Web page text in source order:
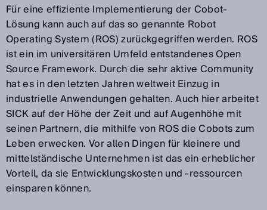
Für eine effiziente Implementierung der Cobot-
Lösung kann auch auf das so genannte Robot
Operating System (ROS) zurückgegriffen werden. ROS
ist ein im universitären Umfeld entstandenes Open
Source Framework. Durch die sehr aktive Community
hat es in den letzten Jahren weltweit Einzug in
industrielle Anwendungen gehalten. Auch hier arbeitet
SICK auf der Höhe der Zeit und auf Augenhöhe mit
seinen Partnern, die mithilfe von ROS die Cobots zum
Leben erwecken. Vor allen Dingen für kleinere und
mittelständische Unternehmen ist das ein erheblicher
Vorteil, da sie Entwicklungskosten und -ressourcen
einsparen können.